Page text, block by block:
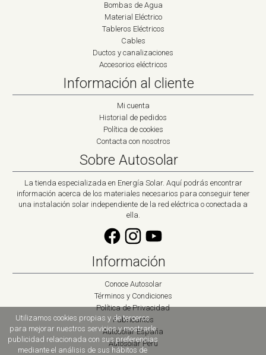
Bombas de Agua
Material Eléctrico
Tableros Eléctricos
Cables
Ductos y canalizaciones
Accesorios eléctricos
Información al cliente
Mi cuenta
Historial de pedidos
Política de cookies
Contacta con nosotros
Sobre Autosolar
La tienda especializada en Energía Solar. Aquí podrás encontrar
información acerca de los materiales necesarios para conseguir tener
una instalación solar independiente de la red eléctrica o conectada a
ella.
Información
Conoce Autosolar
Términos y Condiciones
Política de Privacidad
Fabricantes
Autosolar España
Autosolar Peru
Utilizamos cookies propias y de terceros
para mejorar nuestros servicios y mostrarle
publicidad relacionada con sus preferencias
mediante el análisis de sus hábitos de